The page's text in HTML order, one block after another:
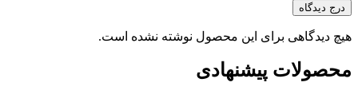
درج دیدگاه
هیچ دیدگاهی برای این محصول نوشته نشده است.
محصولات پیشنهادی